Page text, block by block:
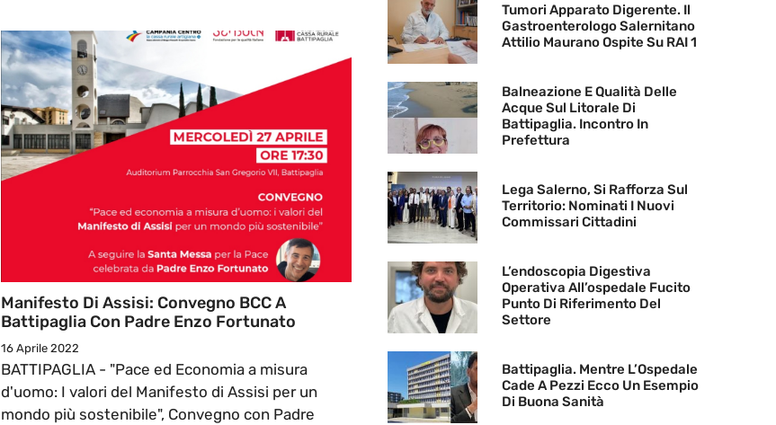
Manifesto Di Assisi: Convegno BCC A
Battipaglia Con Padre Enzo Fortunato
16 Aprile 2022
BATTIPAGLIA - "Pace ed Economia a misura
d'uomo: I valori del Manifesto di Assisi per un
mondo più sostenibile", Convegno con Padre
Tumori Apparato Digerente. Il
Gastroenterologo Salernitano
Attilio Maurano Ospite Su RAI 1
Balneazione E Qualità Delle
Acque Sul Litorale Di
Battipaglia. Incontro In
Prefettura
Lega Salerno, Si Rafforza Sul
Territorio: Nominati I Nuovi
Commissari Cittadini
L’endoscopia Digestiva
Operativa All’ospedale Fucito
Punto Di Riferimento Del
Settore
Battipaglia. Mentre L’Ospedale
Cade A Pezzi Ecco Un Esempio
Di Buona Sanità